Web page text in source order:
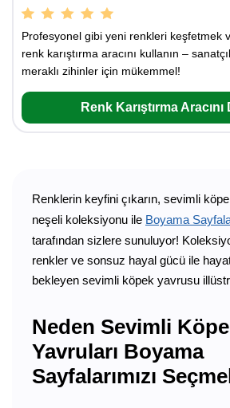
Profesyonel gibi yeni renkleri keşfetmek
renk karıştırma aracını kullanın –
meraklı zihinler için mükemmel!
Renk Karıştırma
Renklerin keyfini çıkarın, sevimli
neşeli koleksiyonu ile Boyama
tarafından sizlere sunuluyor!
renkler ve sonsuz hayal gücü ile
bekleyen sevimli köpek yavrusu
Neden Sevimli
Yavruları Boyama
Sayfalarımızı